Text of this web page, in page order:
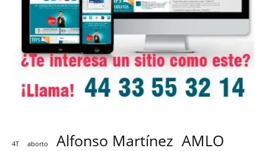
4T aborto Alfonso Martínez AMLO